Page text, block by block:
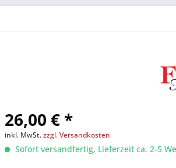
26,00 € *
inkl. MwSt.zzgl. Versandkosten
Sofort versandfertig, Lieferzeit ca. 2-5